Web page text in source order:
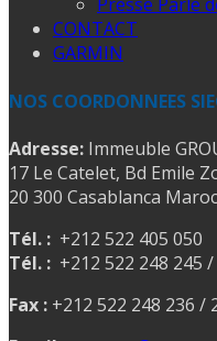
CONTACT
GARMIN
NOS COORDONNEES
Adresse: Immeuble
17 Le Catelet, Bd Emile
20 300 Casablanca Maroc
Tél. : +212 522 405 050
Tél. : +212 522 248 245
Fax : +212 522 248 236 /